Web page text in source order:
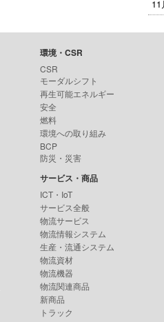
11
環境・CSR
CSR
モーダルシフト
再生可能エネルギー
安全
燃料
環境への取り組み
BCP
防災・災害
サービス・商品
ICT・IoT
サービス全般
物流サービス
物流情報システム
生産・流通システム
物流資材
物流機器
物流関連商品
新商品
トラック